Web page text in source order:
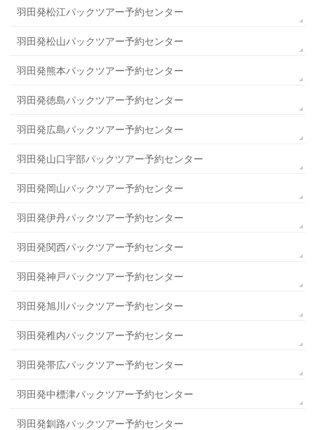
羽田発松江パックツアー予約センター
羽田発松山パックツアー予約センター
羽田発熊本パックツアー予約センター
羽田発徳島パックツアー予約センター
羽田発広島パックツアー予約センター
羽田発山口宇部パックツアー予約センター
羽田発岡山パックツアー予約センター
羽田発伊丹パックツアー予約センター
羽田発関西パックツアー予約センター
羽田発神戸パックツアー予約センター
羽田発旭川パックツアー予約センター
羽田発稚内パックツアー予約センター
羽田発帯広パックツアー予約センター
羽田発中標津パックツアー予約センター
羽田発釧路パックツアー予約センター